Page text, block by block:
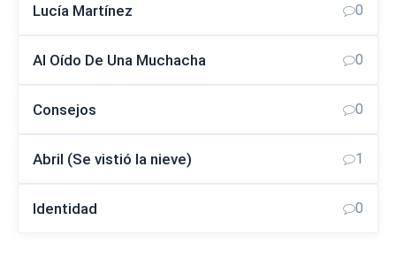
Lucía Martínez 0
Al Oído De Una Muchacha 0
Consejos 0
Abril (Se vistió la nieve) 1
Identidad 0